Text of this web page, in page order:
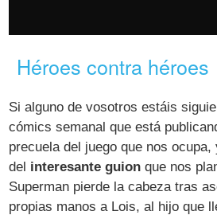
Héroes contra héroes
Si alguno de vosotros estáis
cómics semanal que está
precuela del juego que nos
del interesante guion que nos
Superman pierde la cabeza tras
propias manos a Lois, al hijo que